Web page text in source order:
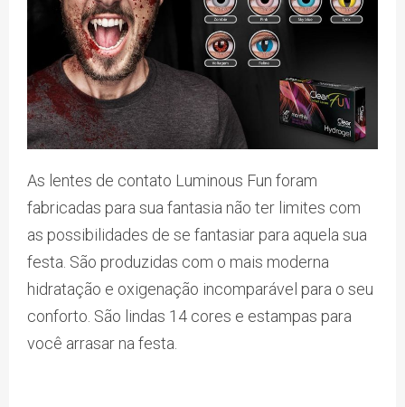
As lentes de contato Luminous Fun foram
fabricadas para sua fantasia não ter limites com
as possibilidades de se fantasiar para aquela sua
festa. São produzidas com o mais moderna
hidratação e oxigenação incomparável para o seu
conforto. São lindas 14 cores e estampas para
você arrasar na festa.